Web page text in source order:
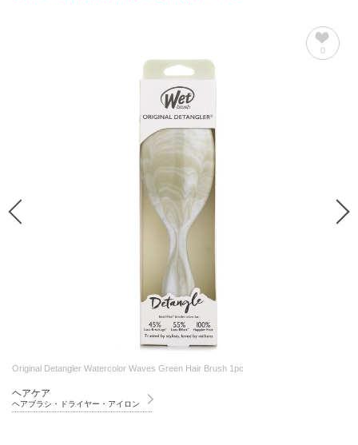
0
Original Detangler Watercolor Waves Green Hair Brush 1pc
ヘアケア
ヘアブラシ・ドライヤー・アイロン